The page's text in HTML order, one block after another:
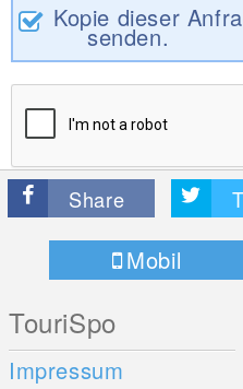
Kopie dieser
senden.
Share
Mobil
TouriSpo
Impressum